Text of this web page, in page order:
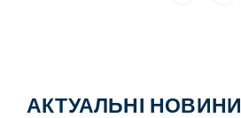
АКТУАЛЬНІ НОВИНИ